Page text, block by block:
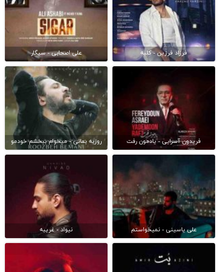
فرزاد فرزین - کلبه علی اصحابی - سیگار
فریدون آسرایی - یادمون رفت روزبه بمانی - میخوام ببخشم خودمو
علی یاسینی - نمیخواستم نیواد - غریبه